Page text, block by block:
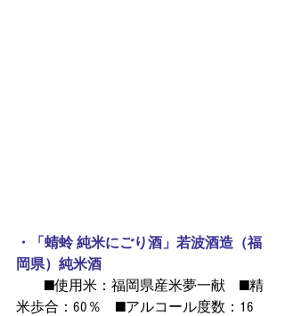
・「蜻蛉 純米にごり酒」若波酒造（福
岡県）純米酒
■使用米：福岡県産米夢一献 ■精
米歩合：60％ ■アルコール度数：16